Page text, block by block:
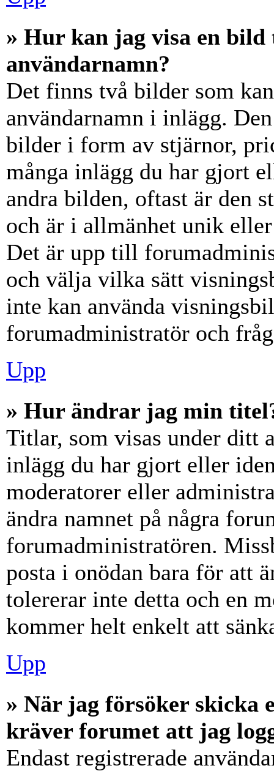
» Hur kan jag visa en
användarnamn?
Det finns två bilder som
användarnamn i inlägg.
bilder i form av stjärnor,
många inlägg du har gjort
andra bilden, oftast är den
och är i allmänhet unik
Det är upp till
och välja vilka sätt
inte kan använda
forumadministratör och
Upp
» Hur ändrar jag min
Titlar, som visas under ditt
inlägg du har gjort eller
moderatorer eller
ändra namnet på några
forumadministratören.
posta i onödan bara för att
tolererar inte detta och en
kommer helt enkelt att
Upp
» När jag försöker skicka
kräver forumet att jag
Endast registrerade